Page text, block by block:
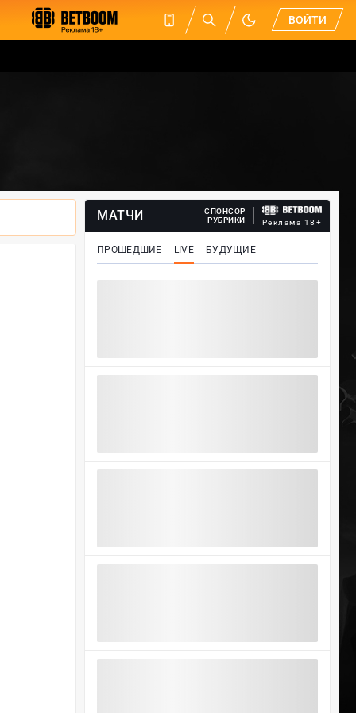
ВОЙТИ
МАТЧИ
СПОНСОР
РУБРИКИ
Реклама 18+
ПРОШЕДШИЕ LIVE БУДУЩИЕ